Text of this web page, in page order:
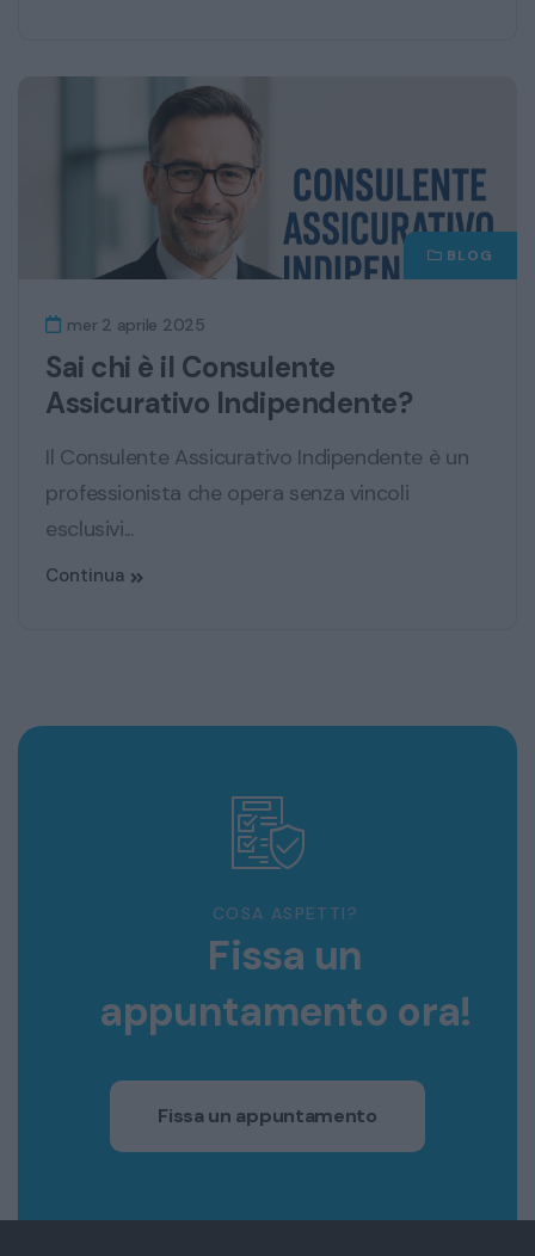
BLOG
mer 2 aprile 2025
Sai chi è il Consulente
Assicurativo Indipendente?
Il Consulente Assicurativo Indipendente è un
professionista che opera senza vincoli
esclusivi...
Continua
COSA ASPETTI?
Fissa un
appuntamento ora!
Fissa un appuntamento